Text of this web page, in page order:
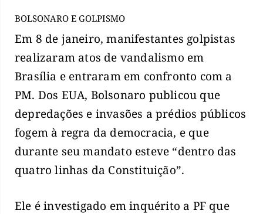
BOLSONARO E GOLPISMO
Em 8 de janeiro, manifestantes golpistas
realizaram atos de vandalismo em
Brasília e entraram em confronto com a
PM. Dos EUA, Bolsonaro publicou que
depredações e invasões a prédios públicos
fogem à regra da democracia, e que
durante seu mandato esteve “dentro das
quatro linhas da Constituição”.
Ele é investigado em inquérito a PF que